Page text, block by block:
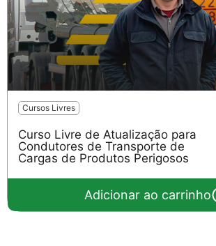
Cursos Livres
Curso Livre de Atualização para
Condutores de Transporte de
Cargas de Produtos Perigosos
Adicionar ao carrinho